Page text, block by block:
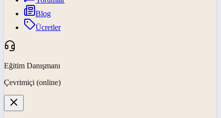
Blog
Ücretler
Eğitim Danışmanı
Çevrimiçi (online)